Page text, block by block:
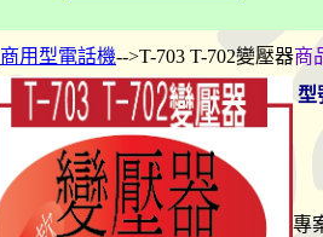
商用型電話機-->T-703 T-702變壓器商
型
專